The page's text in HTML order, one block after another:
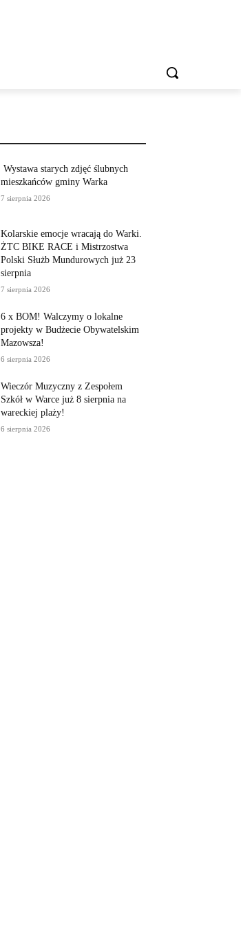
WIĘCEJ
Wystawa starych zdjęć ślubnych
mieszkańców gminy Warka
7 sierpnia 2026
Kolarskie emocje wracają do Warki.
ŻTC BIKE RACE i Mistrzostwa
Polski Służb Mundurowych już 23
sierpnia
7 sierpnia 2026
6 x BOM! Walczymy o lokalne
projekty w Budżecie Obywatelskim
Mazowsza!
6 sierpnia 2026
Wieczór Muzyczny z Zespołem
Szkół w Warce już 8 sierpnia na
wareckiej plaży!
6 sierpnia 2026